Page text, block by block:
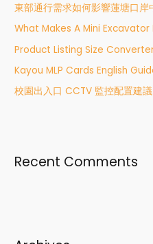
f
o
r
:
東部通行需求如何影響蓮塘口岸
What Makes A Mini Excavator
Product Listing Size
Kayou MLP Cards English
校園出入口 CCTV 監控配置建
Recent Comments